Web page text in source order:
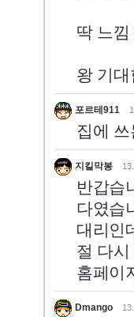
딱 느
왕 기
포르테911
집에
지킬막봉
반갑습
다였습
대리인
절 다
홈페이
Dmango